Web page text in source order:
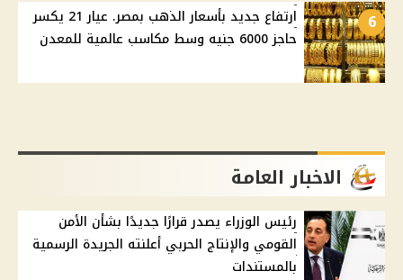
6
ارتفاع جديد بأسعار الذهب بمصر. عيار 21 يكسر
حاجز 6000 جنيه وسط مكاسب عالمية للمعدن
الاخبار العامة
رئيس الوزراء يصدر قرارًا جديدًا بشأن الأمن
القومي والإنتاج الحربي أعلنته الجريدة الرسمية
بالمستندات